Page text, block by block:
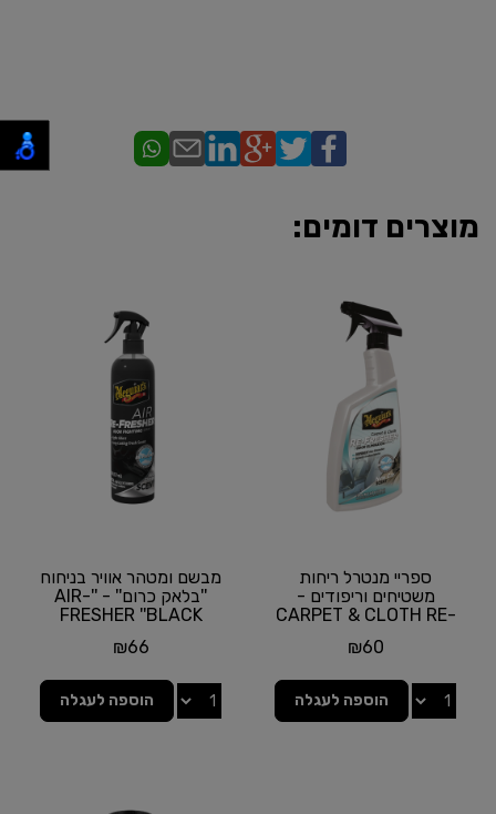
מוצרים דומים:
ספריי מנטרל ריחות
משטיחים וריפודים -
CARPET & CLOTH RE-
MEGUIAR'S |...
₪60
הוספה לעגלה
מבשם ומטהר אוויר בניחוח
''בלאק כרום'' - ''AIR-
FRESHER ''BLACK
₪66
הוספה לעגלה